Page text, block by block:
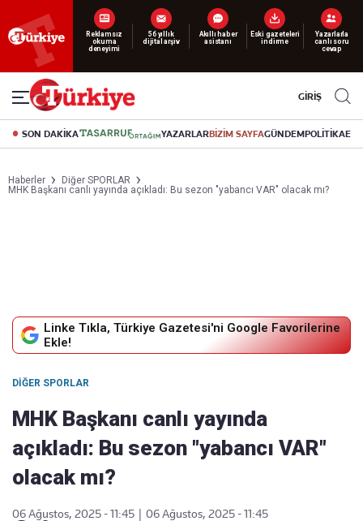
Reklamsız
okuma
deneyimi
56 yıllık
dijital arşiv
Akıllı haber
asistanı
Eski gazeteleri
indirme
Yazarlarla
canlı soru
cevap
GİRİŞ
SON DAKİKA YAZARLARBİZİM SAYFAGÜNDEMPOLİTİKA
Haberler
Diğer SPORLAR
MHK Başkanı canlı yayında açıkladı: Bu sezon "yabancı VAR" olacak mı?
Linke Tıkla, Türkiye Gazetesi'ni Google Favorilerine
Ekle!
DIĞER SPORLAR
MHK Başkanı canlı yayında
açıkladı: Bu sezon "yabancı VAR"
olacak mı?
06 Ağustos, 2025 - 11:45
06 Ağustos, 2025 - 11:45